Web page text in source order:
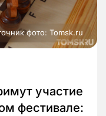
фото: Tomsk.ru
участие
фестивале: